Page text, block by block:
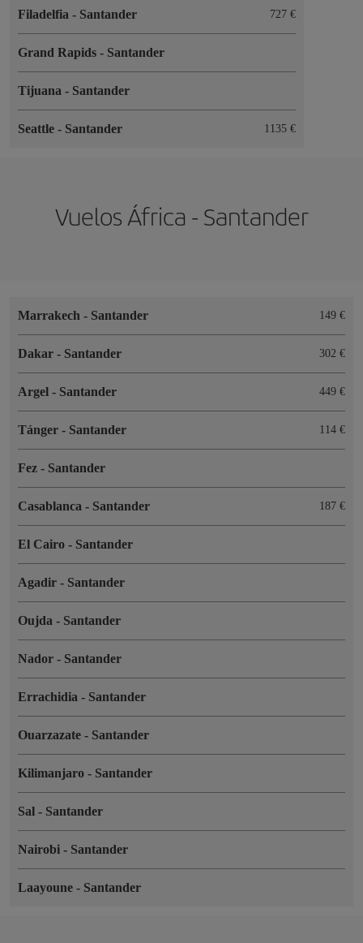
Filadelfia - Santander 727 €
Grand Rapids - Santander
Tijuana - Santander
Seattle - Santander 1135 €
Vuelos África - Santander
Marrakech - Santander 149 €
Dakar - Santander 302 €
Argel - Santander 449 €
Tánger - Santander 114 €
Fez - Santander
Casablanca - Santander 187 €
El Cairo - Santander
Agadir - Santander
Oujda - Santander
Nador - Santander
Errachidia - Santander
Ouarzazate - Santander
Kilimanjaro - Santander
Sal - Santander
Nairobi - Santander
Laayoune - Santander